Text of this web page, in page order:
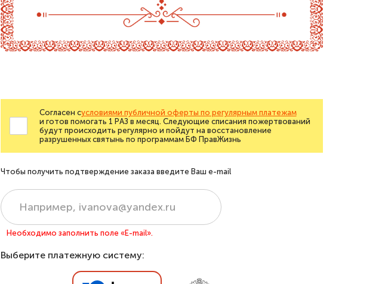
Согласен сусловиями публичной оферты по регулярным платежам
и готов помогать 1 РАЗ в месяц. Следующие списания пожертвований
будут происходить регулярно и пойдут на восстановление
разрушенных святынь по программам БФ ПравЖизнь
Чтобы получить подтверждение заказа введите Ваш e-mail
Необходимо заполнить поле «E-mail».
Выберите платежную систему: